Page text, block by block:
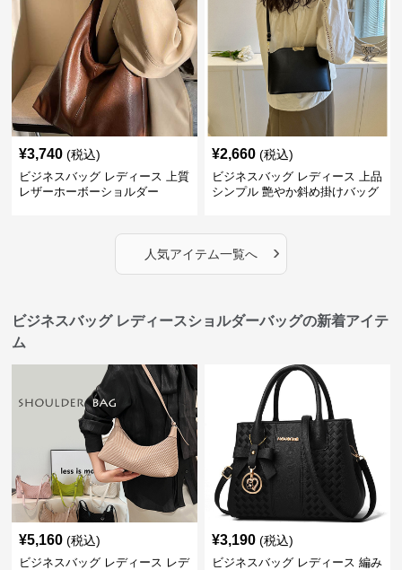
¥3,740 (税込)
ビジネスバッグ レディース 上質
レザーホーボーショルダー
¥2,660 (税込)
ビジネスバッグ レディース 上品
シンプル 艶やか斜め掛けバッグ
人気アイテム一覧へ ›
ビジネスバッグ レディースショルダーバッグの新着アイテ
ム
¥5,160 (税込)
ビジネスバッグ レディース レデ
¥3,190 (税込)
ビジネスバッグ レディース 編み